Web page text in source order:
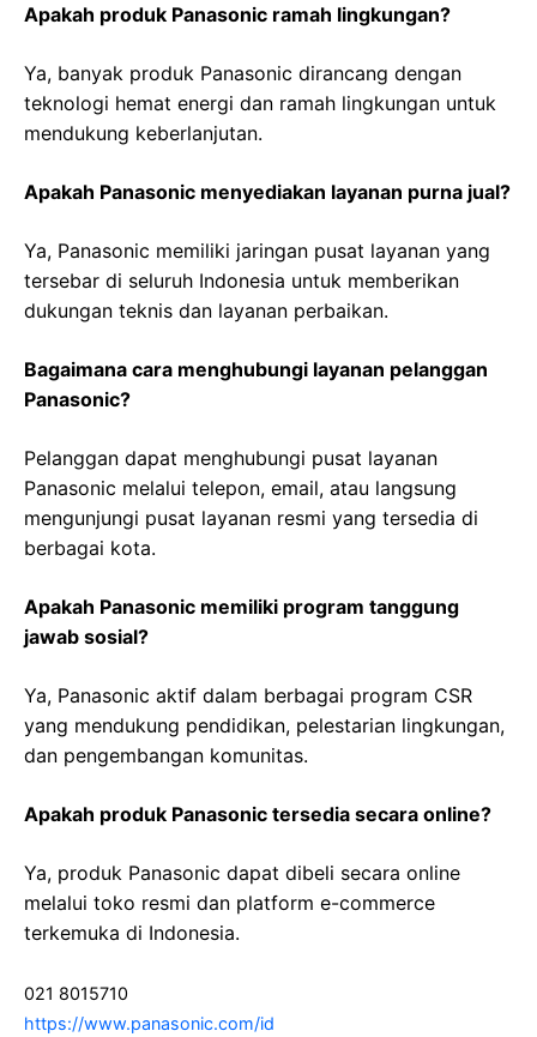
Apakah produk Panasonic ramah lingkungan?
Ya, banyak produk Panasonic dirancang dengan
teknologi hemat energi dan ramah lingkungan untuk
mendukung keberlanjutan.
Apakah Panasonic menyediakan layanan purna jual?
Ya, Panasonic memiliki jaringan pusat layanan yang
tersebar di seluruh Indonesia untuk memberikan
dukungan teknis dan layanan perbaikan.
Bagaimana cara menghubungi layanan pelanggan
Panasonic?
Pelanggan dapat menghubungi pusat layanan
Panasonic melalui telepon, email, atau langsung
mengunjungi pusat layanan resmi yang tersedia di
berbagai kota.
Apakah Panasonic memiliki program tanggung
jawab sosial?
Ya, Panasonic aktif dalam berbagai program CSR
yang mendukung pendidikan, pelestarian lingkungan,
dan pengembangan komunitas.
Apakah produk Panasonic tersedia secara online?
Ya, produk Panasonic dapat dibeli secara online
melalui toko resmi dan platform e-commerce
terkemuka di Indonesia.
021 8015710
https://www.panasonic.com/id